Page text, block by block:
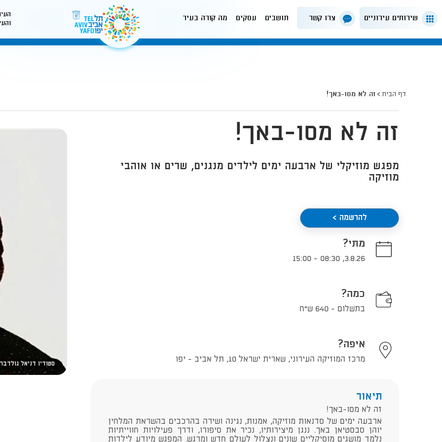
שירותים עירוניים צרו קשר תושבים עסקים מה קורה בעיר
דף הבית זה לא מסו-באך!
סטודיו דניאל
זה לא מסו-באך!
מפגש מוזיקלי של ארבעה ימים לילדים מנגנים, שרים או אוהבי
מוזיקה
להרשמה >
מתי?
3.8.26
,
08:30
-
15:00
כמה?
בתשלום - 640 ש"ח
איפה?
מרכז המוזיקה העירוני, שארית ישראל 10, תל אביב - יפו
תיאור
זה לא מסו-באך!
ארבעה ימים של סדנאות מוזיקה, אמנות, נגינה ושירה בהרכבים בהשראת המלחין
יוהן סבסטיאן באך. ננגן מיצירותיו, נכיר את סיפורו, ודרך פעילויות חווייתיות
נלמד מושגים מוסיקליים שונים ונצלול לעולם חדש ומרגש. המפגש מיודע לילדות